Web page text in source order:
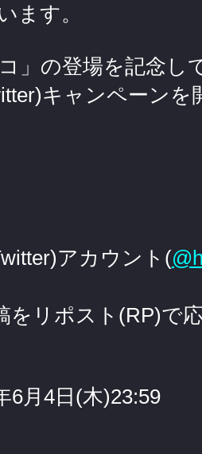
ます。
」の登場を記念し
キャンペーンを
アカウント(
をリポスト(RP)で
6月4日(木)23:59